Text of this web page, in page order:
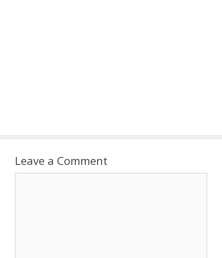
Leave a Comment